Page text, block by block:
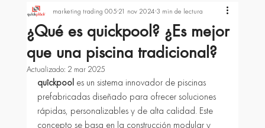
¿Qué es quickpool? ¿Es mejor
que una piscina tradicional?
marketing trading 00521 nov 20243 min de lectura
Actualizado: 2 mar 2025
quîckpool es un sistema innovador de piscinas
prefabricadas diseñado para ofrecer soluciones
rápidas, personalizables y de alta calidad. Este
concepto se basa en la construcción modular y